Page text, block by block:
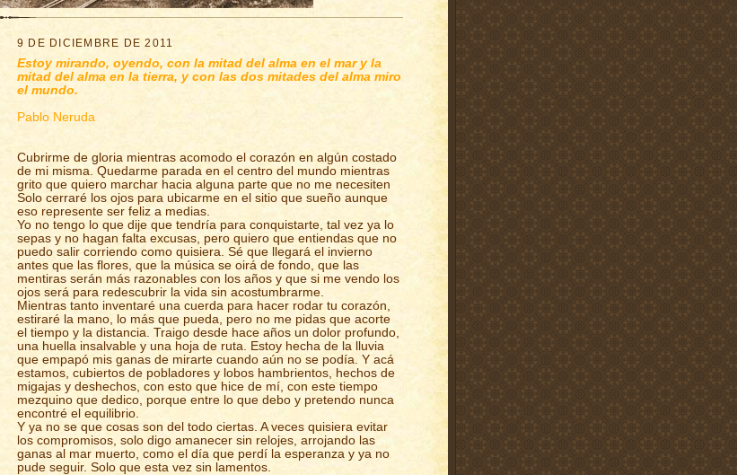
9 DE DICIEMBRE DE 2011
Estoy mirando, oyendo, con la mitad del alma en el mar y la
mitad del alma en la tierra, y con las dos mitades del alma miro
el mundo.
Pablo Neruda
Cubrirme de gloria mientras acomodo el corazón en algún costado
de mi misma. Quedarme parada en el centro del mundo mientras
grito que quiero marchar hacia alguna parte que no me necesiten
Solo cerraré los ojos para ubicarme en el sitio que sueño aunque
eso represente ser feliz a medias.
Yo no tengo lo que dije que tendría para conquistarte, tal vez ya lo
sepas y no hagan falta excusas, pero quiero que entiendas que no
puedo salir corriendo como quisiera. Sé que llegará el invierno
antes que las flores, que la música se oirá de fondo, que las
mentiras serán más razonables con los años y que si me vendo los
ojos será para redescubrir la vida sin acostumbrarme.
Mientras tanto inventaré una cuerda para hacer rodar tu corazón,
estiraré la mano, lo más que pueda, pero no me pidas que acorte
el tiempo y la distancia. Traigo desde hace años un dolor profundo,
una huella insalvable y una hoja de ruta. Estoy hecha de la lluvia
que empapó mis ganas de mirarte cuando aún no se podía. Y acá
estamos, cubiertos de pobladores y lobos hambrientos, hechos de
migajas y deshechos, con esto que hice de mí, con este tiempo
mezquino que dedico, porque entre lo que debo y pretendo nunca
encontré el equilibrio.
Y ya no se que cosas son del todo ciertas. A veces quisiera evitar
los compromisos, solo digo amanecer sin relojes, arrojando las
ganas al mar muerto, como el día que perdí la esperanza y ya no
pude seguir. Solo que esta vez sin lamentos.